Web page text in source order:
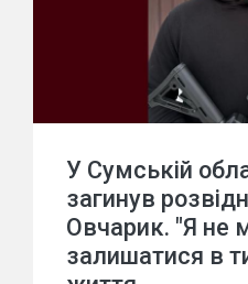
У Сумській
загинув
Овчарик. "Я не
залишатися в